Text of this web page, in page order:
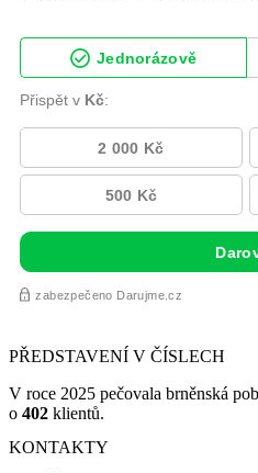
PŘEDSTAVENÍ V ČÍSLECH
V roce 2025 pečovala brněnská
o 402 klientů.
KONTAKTY